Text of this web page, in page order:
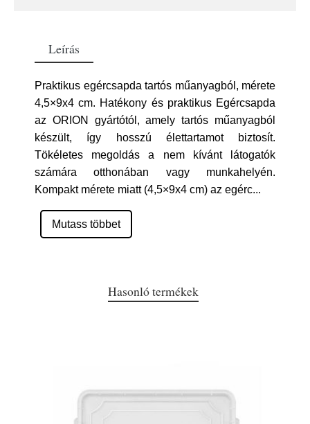
Leírás
Praktikus egércsapda tartós műanyagból, mérete
4,5×9x4 cm. Hatékony és praktikus Egércsapda
az ORION gyártótól, amely tartós műanyagból
készült, így hosszú élettartamot biztosít.
Tökéletes megoldás a nem kívánt látogatók
számára otthonában vagy munkahelyén.
Kompakt mérete miatt (4,5×9x4 cm) az egérc...
Mutass többet
Hasonló termékek